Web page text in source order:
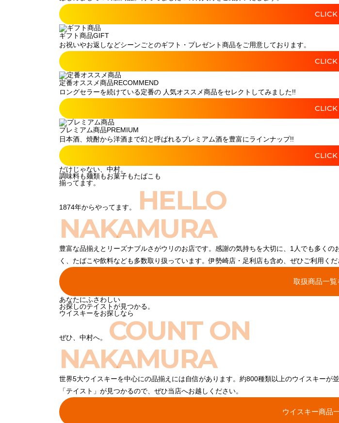
CLICK
ギフト商品GIFT
お祝いやお返しなどシーンごとのギフト・プレゼント商品をご用意しております。
CLICK
定番オススメ商品RECOMMEND
ロングセラーを続けている定番の 人気オススメ商品をセレクトしてみました!!
CLICK
プレミアム商品PREMIUM
日本酒、焼酎から洋酒まで幻と呼ばれるプレミアム酒を豊富にラインナップ!!
CLICK
だけじゃない、中村。
調味料も麺類もお菓子もたばこも
揃ってます。
1874年からやってます。
HELLO
NAKAMURA
豊富な品揃えとリーズナブルさがウリのお店です。感謝の気持ちを大切に、1人でも多く
く、たばこや飲料なども多数取り扱っています。伊勢崎店・足利店も含め、ぜひご利用くだ
取扱商品一覧
あなたにふさわしい
お探しのテイストが見つかる。
ウイスキーをお探しなら
ぜひ、中村へ。
COUNT ON
NAKAMURA
世界5大ウイスキーを中心にの品揃えには自信があります。約800種類以上のウイスキー
「テイスト」が見つかるので、ぜひ当店へお越しください。
ウイスキー商品